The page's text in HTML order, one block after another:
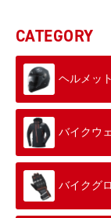
CATEGORY
ヘルメッ
バイクウ
バイクグ